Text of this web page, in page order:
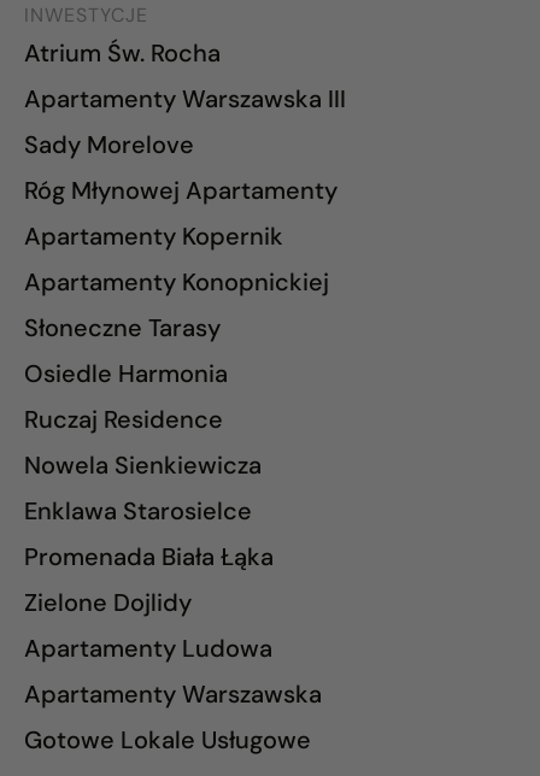
INWESTYCJE
Atrium Św. Rocha
Apartamenty Warszawska III
Sady Morelove
Róg Młynowej Apartamenty
Apartamenty Kopernik
Apartamenty Konopnickiej
Słoneczne Tarasy
Osiedle Harmonia
Ruczaj Residence
Nowela Sienkiewicza
Enklawa Starosielce
Promenada Biała Łąka
Zielone Dojlidy
Apartamenty Ludowa
Apartamenty Warszawska
Gotowe Lokale Usługowe